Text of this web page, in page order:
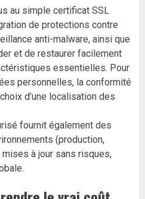
au simple certificat SSL
de protections contre
anti-malware, ainsi que
et de restaurer facilement
essentielles. Pour
personnelles, la conformité
d’une localisation des
fournit également des
(production,
à jour sans risques,